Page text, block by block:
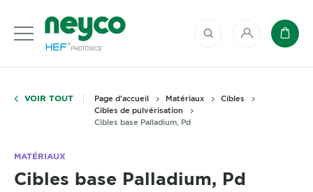
Mon compte
VOIR TOUT Page d'accueil Matériaux
Cibles
Cibles de pulvérisation
Cibles base Palladium, Pd
MATÉRIAUX
Cibles base Palladium, Pd